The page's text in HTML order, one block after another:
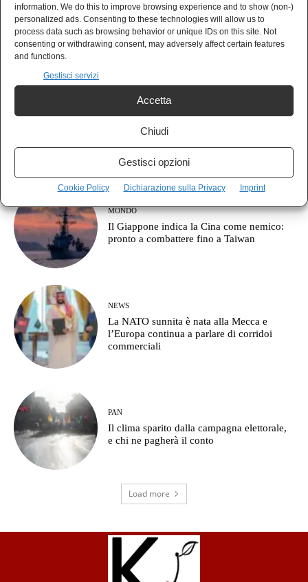
information. We do this to improve browsing experience and to show (non-)
personalized ads. Consenting to these technologies will allow us to
process data such as browsing behavior or unique IDs on this site. Not
consenting or withdrawing consent, may adversely affect certain features
and functions.
Gestisci servizi
Accetta
Chiudi
Gestisci opzioni
Cookie Policy Dichiarazione sulla Privacy Imprint
POLIS
Italia prima per debito, ultima per crescita:
le armi prima degli stipendi
Cos’è l’approccio clausewitziano in
geopolitica?
MONDO
Il Giappone indica la Cina come nemico:
pronto a combattere fino a Taiwan
NEWS
La NATO sunnita è nata alla Mecca e
l’Europa continua a parlare di corridoi
commerciali
PAN
Il clima sparito dalla campagna elettorale,
e chi ne pagherà il conto
Load more